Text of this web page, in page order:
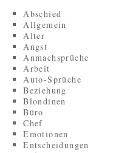
Abschied
Allgemein
Alter
Angst
Anmachsprüche
Arbeit
Auto-Sprüche
Beziehung
Blondinen
Büro
Chef
Emotionen
Entscheidungen